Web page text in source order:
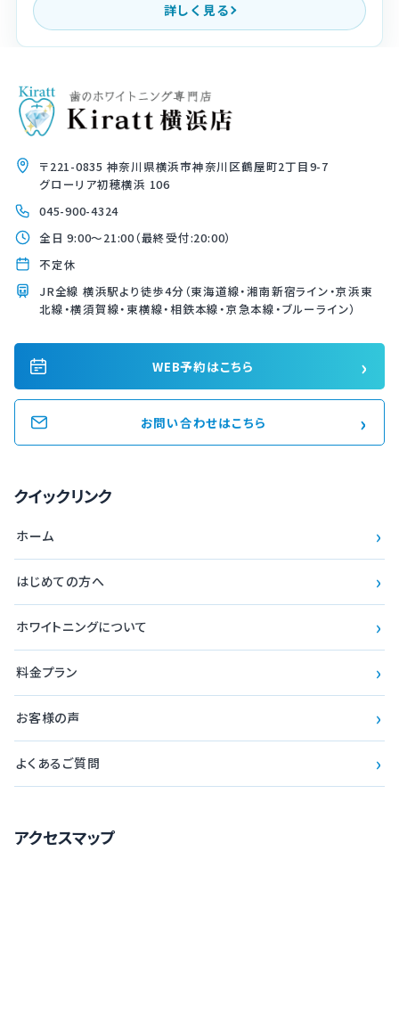
詳しく見る
〒221-0835 神奈川県横浜市神奈川区鶴屋町2丁目9-7
グローリア初穂横浜 106
045-900-4324
全日 9:00〜21:00（最終受付:20:00）
不定休
JR全線 横浜駅より徒歩4分（東海道線・湘南新宿ライン・京浜東
北線・横須賀線・東横線・相鉄本線・京急本線・ブルーライン）
WEB予約はこちら ›
お問い合わせはこちら ›
クイックリンク
ホーム ›
はじめての方へ ›
ホワイトニングについて ›
料金プラン ›
お客様の声 ›
よくあるご質問 ›
アクセスマップ